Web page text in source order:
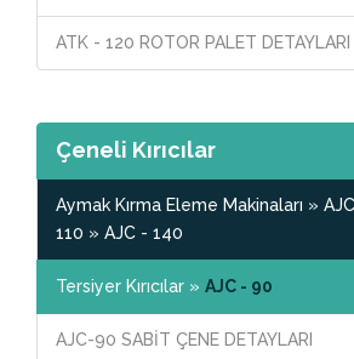
ATK - 120 ROTOR PALET DETAYLARI
Çeneli Kırıcılar
Aymak Kırma Eleme Makinaları »
110 » AJC - 140
Tersiyer Kırıcılar » AJC - 90
AJC-90 SABİT ÇENE DETAYLARI